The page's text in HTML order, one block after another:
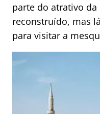
parte do atrativo
reconstruído, mas
para visitar a